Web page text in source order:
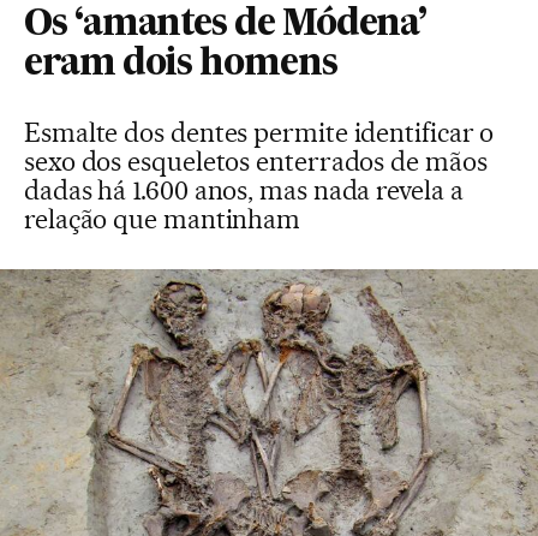
Os ‘amantes de Módena’
eram dois homens
Esmalte dos dentes permite identificar o
sexo dos esqueletos enterrados de mãos
dadas há 1.600 anos, mas nada revela a
relação que mantinham